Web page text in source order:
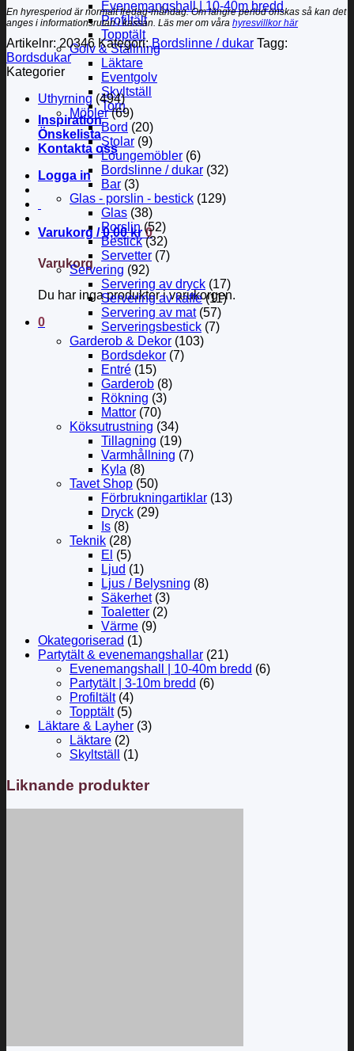
Evenemangshall | 10-40m bredd
Profiltält
Topptält
Golv & Ställning
Läktare
Eventgolv
Skyltställ
Torn
Inspiration
Önskelista
Kontakta oss
Logga in
Varukorg /0,00kr 0
Varukorg
Du har inga produkter i varukorgen.
0
En hyresperiod är normalt fredag-måndag. Om längre period önskas så kan det
anges i informationsrutan i kassan. Läs mer om våra hyresvillkor här
Artikelnr: 20346 Kategori:Bordslinne / dukar Tagg:
Bordsdukar
Kategorier
Uthyrning (494)
Möbler (69)
Bord (20)
Stolar (9)
Loungemöbler (6)
Bordslinne / dukar (32)
Bar (3)
Glas - porslin - bestick (129)
Glas (38)
Porslin (52)
Bestick (32)
Servetter (7)
Servering (92)
Servering av dryck (17)
Servering av kaffe (11)
Servering av mat (57)
Serveringsbestick (7)
Garderob & Dekor (103)
Bordsdekor (7)
Entré (15)
Garderob (8)
Rökning (3)
Mattor (70)
Köksutrustning (34)
Tillagning (19)
Varmhållning (7)
Kyla (8)
Tavet Shop (50)
Förbrukningartiklar (13)
Dryck (29)
Is (8)
Teknik (28)
El (5)
Ljud (1)
Ljus / Belysning (8)
Säkerhet (3)
Toaletter (2)
Värme (9)
Okategoriserad (1)
Partytält & evenemangshallar (21)
Evenemangshall | 10-40m bredd (6)
Partytält | 3-10m bredd (6)
Profiltält (4)
Topptält (5)
Läktare & Layher (3)
Läktare (2)
Skyltställ
(1)
Liknande produkter